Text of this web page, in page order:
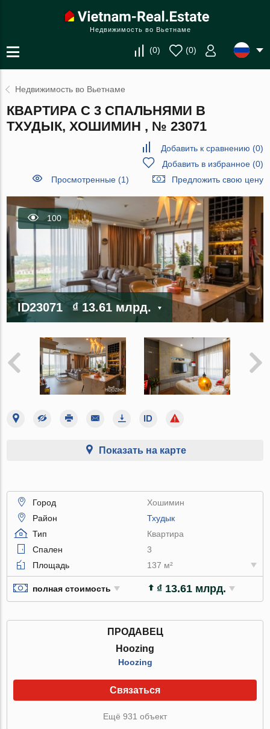
Недвижимость во Вьетнаме
(0) (0)
Недвижимость во Вьетнаме
КВАРТИРА С 3 СПАЛЬНЯМИ В
ТХУДЫК, ХОШИМИН , № 23071
Добавить к сравнению (0)
Добавить в избранное(0)
Просмотренные (1)
Предложить свою цену
100
ID23071 ₫ 13.61 млрд.
Показать на карте
Город
Хошимин
Район
Тхудык
Тип
Квартира
Спален
3
Площадь
137 м²
полная стоимость ₫ 13.61 млрд.
ПРОДАВЕЦ
Hoozing
Hoozing
Связаться
Ещё 931 объект